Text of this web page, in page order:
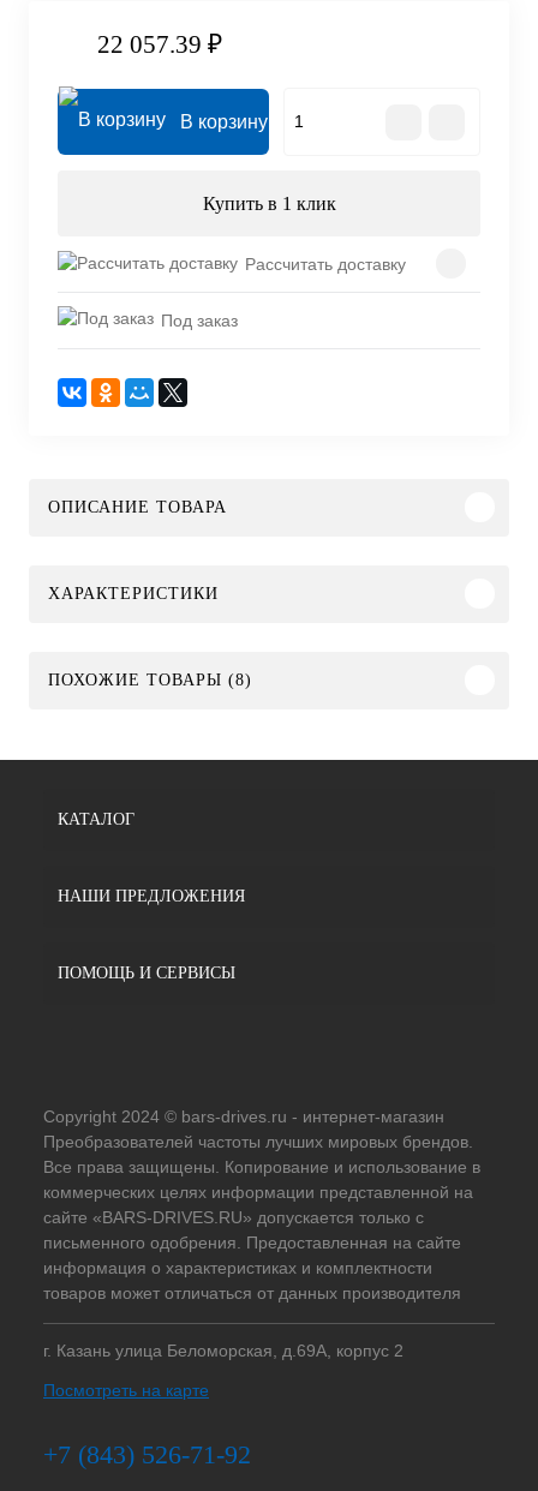
22 057.39 ₽
В корзину
Купить в 1 клик
Рассчитать доставку
Под заказ
ОПИСАНИЕ ТОВАРА
ХАРАКТЕРИСТИКИ
ПОХОЖИЕ ТОВАРЫ (8)
КАТАЛОГ
НАШИ ПРЕДЛОЖЕНИЯ
ПОМОЩЬ И СЕРВИСЫ
Copyright 2024 © bars-drives.ru - интернет-магазин
Преобразователей частоты лучших мировых брендов.
Все права защищены. Копирование и использование в
коммерческих целях информации представленной на
сайте «BARS-DRIVES.RU» допускается только с
письменного одобрения. Предоставленная на сайте
информация о характеристиках и комплектности
товаров может отличаться от данных производителя
г. Казань улица Беломорская, д.69А, корпус 2
Посмотреть на карте
+7 (843) 526-71-92